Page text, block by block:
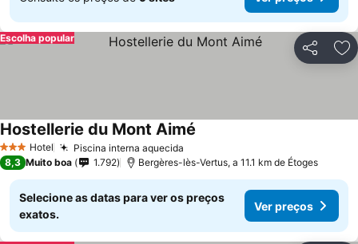
Partilhar
Escolha popular
3 EstrelasHotel Piscina interna aquecida
Hostellerie du Mont Aimé
8,3 Muito boa 1.792 Bergères-lès-Vertus, a 11.1 km de Étoges
Selecione as datas para ver os preços
exatos.
Ver preços